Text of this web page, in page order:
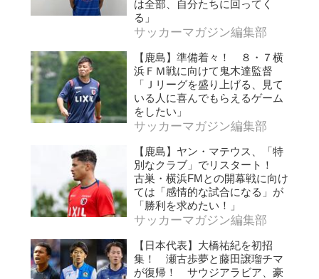
は全部、自分たちに回ってく
る」
サッカーマガジン編集部
【鹿島】準備着々！ ８・７横
浜ＦＭ戦に向けて鬼木達監督
「Ｊリーグを盛り上げる、見て
いる人に喜んでもらえるゲーム
をしたい」
サッカーマガジン編集部
【鹿島】ヤン・マテウス、「特
別なクラブ」でリスタート！
古巣・横浜FMとの開幕戦に向け
ては「感情的な試合になる」が
「勝利を求めたい！」
サッカーマガジン編集部
【日本代表】大橋祐紀を初招
集！ 瀬古歩夢と藤田譲瑠チマ
が復帰！ サウジアラビア、豪